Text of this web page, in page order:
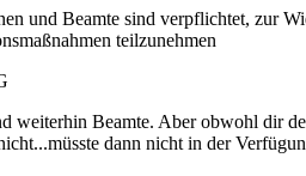
und Beamte sind verpflichtet, zur
teilzunehmen
weiterhin Beamte. Aber obwohl dir
dann nicht in der